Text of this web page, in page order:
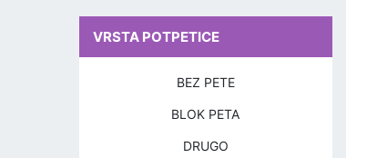
VRSTA POTPETICE
BEZ PETE
BLOK PETA
DRUGO